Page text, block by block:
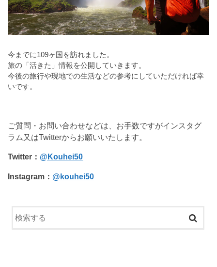
今までに109ヶ国を訪れました。
旅の「活きた」情報を公開していきます。
今後の旅行や現地での生活などの参考にしていただければ幸
いです。
ご質問・お問い合わせなどは、お手数ですがインスタグ
ラム又はTwitterからお願いいたします。
Twitter： @Kouhei50
Instagram： @kouhei50